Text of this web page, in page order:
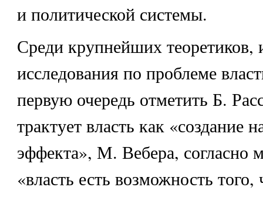
и политической системы.
Среди крупнейших
исследования по проблеме
первую очередь отметить Б.
трактует власть как «создание
эффекта», М. Вебера, согласно
«власть есть возможность